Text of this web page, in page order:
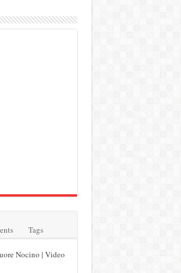
Tags
Nocino | Video